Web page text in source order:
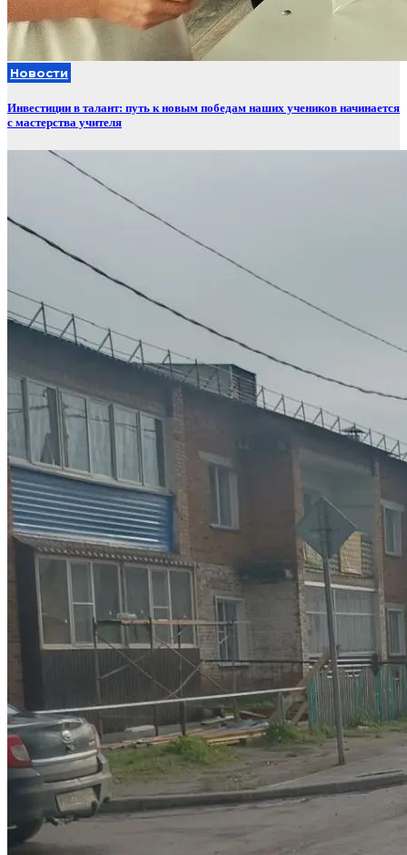
Новости
Инвестиции в талант: путь к новым победам наших учеников начинается
с мастерства учителя